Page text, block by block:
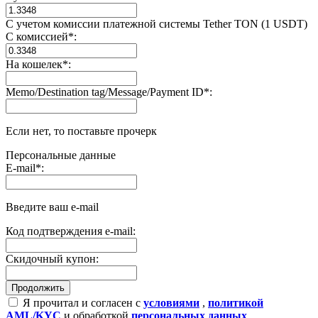
С учетом комиссии платежной системы Tether TON (1 USDT)
С комиссией*:
На кошелек*:
Memo/Destination tag/Message/Payment ID*:
Если нет, то поставьте прочерк
Персональные данные
E-mail*:
Введите ваш e-mail
Код подтверждения e-mail:
Скидочный купон:
Я прочитал и согласен с условиями , политикой
AML/KYC и обработкой персональных данных